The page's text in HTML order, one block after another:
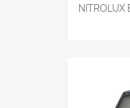
NITROLUX